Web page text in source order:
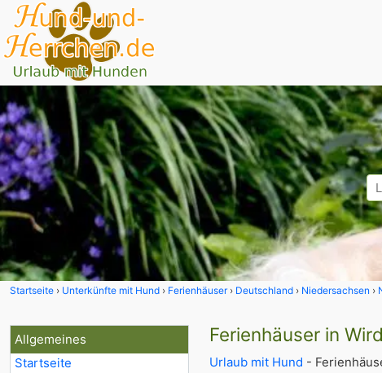
Startseite Unterkünfte mit Hund Ferienhäuser Deutschland Niedersachsen
Allgemeines
Startseite
Ferienhäuser in
Urlaub mit Hund -